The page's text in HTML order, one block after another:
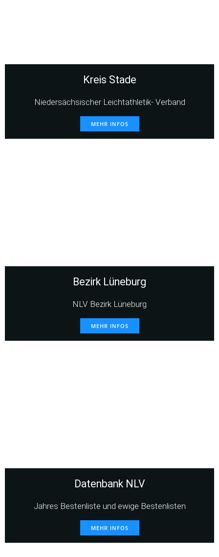
Kreis Stade
Niedersächsischer Leichtathletik- Verband
MEHR INFOS
Bezirk Lüneburg
NLV Bezirk Lüneburg
MEHR INFOS
Datenbank NLV
Jahres Bestenliste und ewige Bestenlisten
MEHR INFOS